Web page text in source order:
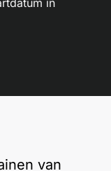
in
van